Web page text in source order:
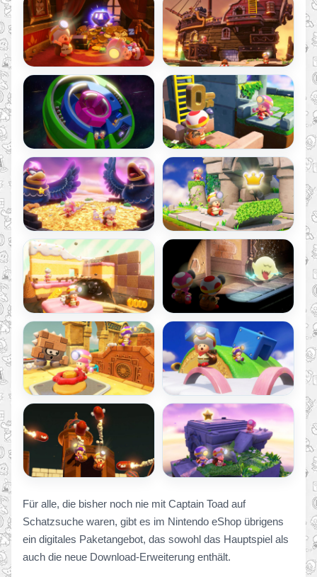
Für alle, die bisher noch nie mit Captain Toad auf
Schatzsuche waren, gibt es im Nintendo eShop übrigens
ein digitales Paketangebot, das sowohl das Hauptspiel als
auch die neue Download-Erweiterung enthält.